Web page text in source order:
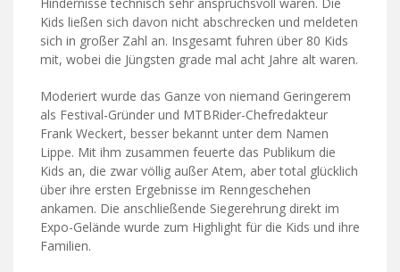
Kids ließen sich davon nicht abschrecken und meldeten
sich in großer Zahl an. Insgesamt fuhren über 80 Kids
mit, wobei die Jüngsten grade mal acht Jahre alt waren.
Moderiert wurde das Ganze von niemand Geringerem
als Festival-Gründer und MTBRider-Chefredakteur
Frank Weckert, besser bekannt unter dem Namen
Lippe. Mit ihm zusammen feuerte das Publikum die
Kids an, die zwar völlig außer Atem, aber total glücklich
über ihre ersten Ergebnisse im Renngeschehen
ankamen. Die anschließende Siegerehrung direkt im
Expo-Gelände wurde zum Highlight für die Kids und ihre
Familien.